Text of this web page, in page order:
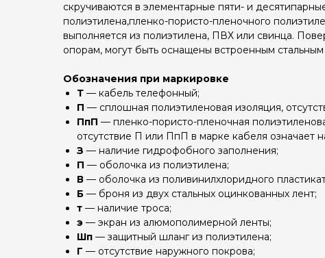
скручиваются в элементарные пяти- и
полиэтилена,пленко-пористо-пленочного
выполняется из полиэтилена, ПВХ или свинца.
опорам, могут быть оснащены встроенным
Обозначения при маркировке
Т — кабель телефонный;
П — сплошная полиэтиленовая изоляция,
ПпП — пленко-пористо-пленочная
отсутствие П или ПпП в марке кабеля означает
З — наличие гидрофобного заполнения;
П — оболочка из полиэтилена;
В — оболочка из поливинилхлоридного
Б — броня из двух стальных оцинкованных лент;
т — наличие троса;
э — экран из алюмополимерной ленты;
Шп — защитный шланг из полиэтилена;
Г — отсутствие наружного покрова;